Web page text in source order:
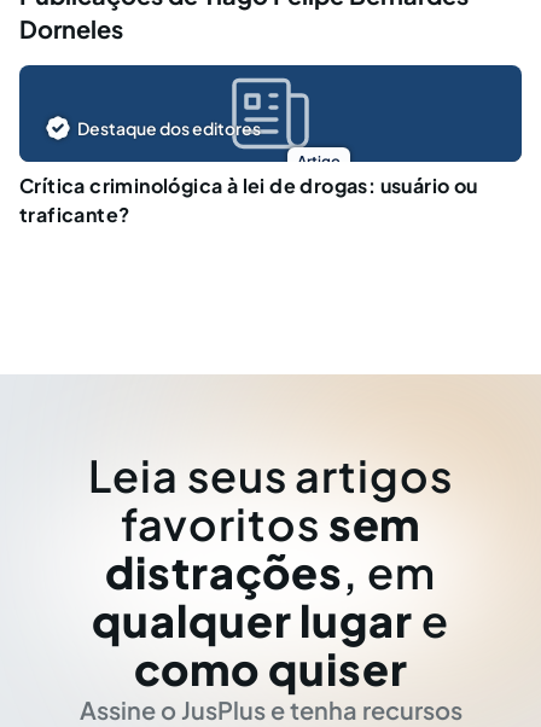
Dorneles
Artigo
Destaque dos editores
Crítica criminológica à lei de drogas: usuário ou
traficante?
Leia seus artigos
favoritos sem
distrações, em
qualquer lugar e
como quiser
Assine o JusPlus e tenha recursos